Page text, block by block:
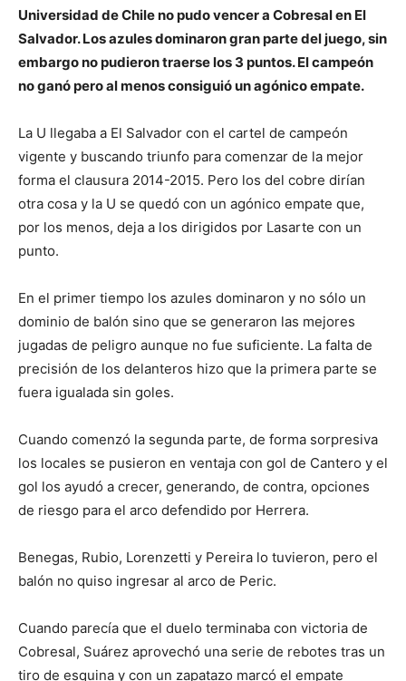
Universidad de Chile no pudo vencer a Cobresal en El
Salvador. Los azules dominaron gran parte del juego, sin
embargo no pudieron traerse los 3 puntos. El campeón
no ganó pero al menos consiguió un agónico empate.
La U llegaba a El Salvador con el cartel de campeón
vigente y buscando triunfo para comenzar de la mejor
forma el clausura 2014-2015. Pero los del cobre dirían
otra cosa y la U se quedó con un agónico empate que,
por los menos, deja a los dirigidos por Lasarte con un
punto.
En el primer tiempo los azules dominaron y no sólo un
dominio de balón sino que se generaron las mejores
jugadas de peligro aunque no fue suficiente. La falta de
precisión de los delanteros hizo que la primera parte se
fuera igualada sin goles.
Cuando comenzó la segunda parte, de forma sorpresiva
los locales se pusieron en ventaja con gol de Cantero y el
gol los ayudó a crecer, generando, de contra, opciones
de riesgo para el arco defendido por Herrera.
Benegas, Rubio, Lorenzetti y Pereira lo tuvieron, pero el
balón no quiso ingresar al arco de Peric.
Cuando parecía que el duelo terminaba con victoria de
Cobresal, Suárez aprovechó una serie de rebotes tras un
tiro de esquina y con un zapatazo marcó el empate